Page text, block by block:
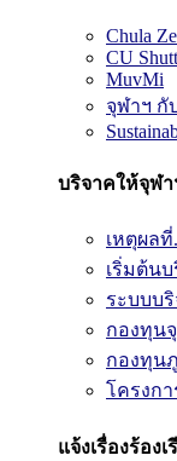
Chula
CU
MuvMi
จุฬาฯ กั
บริจาคให้จุฬา
เหตุผล
เริ่มต้น
ระบบบ
กองทุน
กองทุน
โครงก
แจ้งเรื่องร้อง